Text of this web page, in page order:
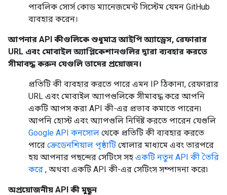
পাবলিক সোর্স কোড ম্যানেজমেন্ট সিস্টেম যেমন GitHub
ব্যবহার করেন।
আপনার API কীগুলিকে শুধুমাত্র আইপি অ্যাড্রেস, রেফারার
URL এবং মোবাইল অ্যাপ্লিকেশানগুলির দ্বারা ব্যবহার করতে
সীমাবদ্ধ করুন যেগুলি তাদের প্রয়োজন।
প্রতিটি কী ব্যবহার করতে পারে এমন IP ঠিকানা, রেফারার
URL এবং মোবাইল অ্যাপগুলিকে সীমাবদ্ধ করে আপনি
একটি আপস করা API কী-এর প্রভাব কমাতে পারেন৷
আপনি হোস্ট এবং অ্যাপগুলি নির্দিষ্ট করতে পারেন যেগুলি
Google API কনসোল থেকে প্রতিটি কী ব্যবহার করতে
পারে ক্রেডেনশিয়াল পৃষ্ঠাটি খোলার মাধ্যমে এবং তারপরে
হয় আপনার পছন্দের সেটিংস সহ একটি নতুন API কী তৈরি
করে , অথবা একটি API কী-এর সেটিংস সম্পাদনা করে৷
অপ্রয়োজনীয় API কী মুছুন